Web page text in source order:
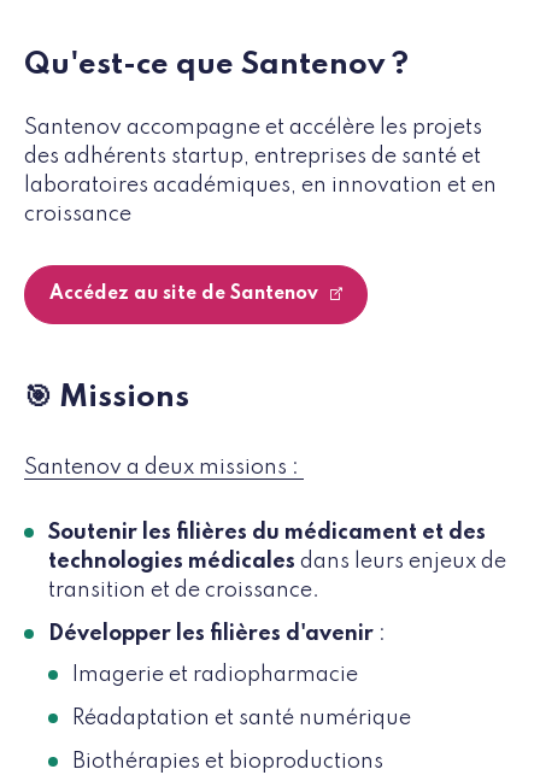
Qu'est-ce que Santenov ?
Santenov accompagne et accélère les projets
des adhérents startup, entreprises de santé et
laboratoires académiques, en innovation et en
croissance
Accédez au site de Santenov
🎯 Missions
Santenov a deux missions :
Soutenir les filières du médicament et des
technologies médicales dans leurs enjeux de
transition et de croissance.
Développer les filières d'avenir :
Imagerie et radiopharmacie
Réadaptation et santé numérique
Biothérapies et bioproductions